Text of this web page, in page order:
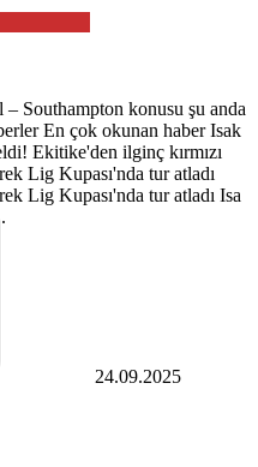
Southampton konusu şu anda
En çok okunan haber Isak
Ekitike'den ilginç kırmızı
Lig Kupası'nda tur atladı
Lig Kupası'nda tur atladı Isa
24.09.2025